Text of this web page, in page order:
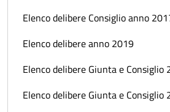
Elenco delibere Consiglio anno
Elenco delibere anno 2019
Elenco delibere Giunta e Consiglio
Elenco delibere Giunta e Consiglio